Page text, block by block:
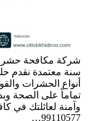
شركة مكافحة
سنة معتمدة نقدم
أنواع الحشرات
تماماً على الصحة
وآمنة لعائلتك في
99110577…